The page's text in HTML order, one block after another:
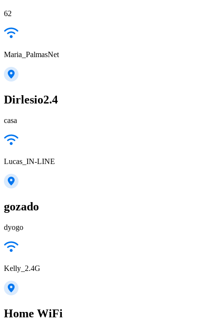
62
Maria_PalmasNet
Dirlesio2.4
casa
Lucas_IN-LINE
gozado
dyogo
Kelly_2.4G
Home WiFi